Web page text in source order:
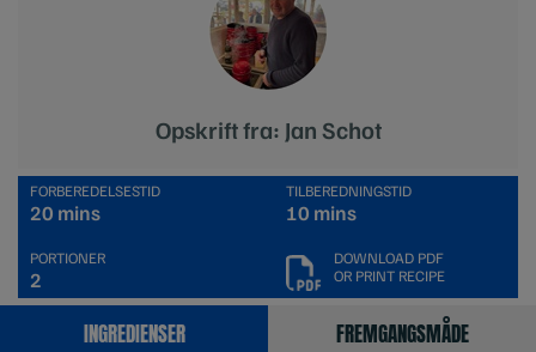
Opskrift fra: Jan Schot
FORBEREDELSESTID
20 mins
TILBEREDNINGSTID
10 mins
PORTIONER
2
DOWNLOAD PDF
OR PRINT RECIPE
INGREDIENSER FREMGANGSMÅDE